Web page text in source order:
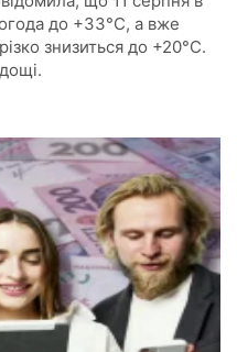
до +33°C, а вже
знизиться до +20°C.